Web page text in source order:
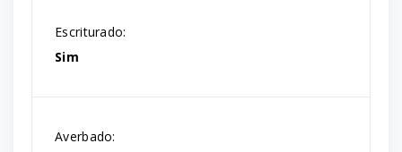
Escriturado:
Sim
Averbado: